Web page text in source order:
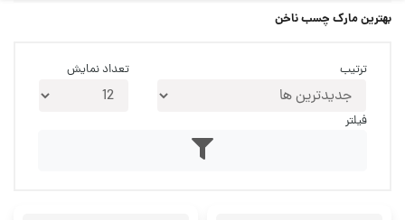
بهترین مارک چسب ناخن
ترتیب تعداد نمایش
فیلتر